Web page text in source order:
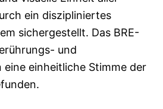
ein diszipliniertes
sichergestellt. Das BRE-
und
einheitliche Stimme der